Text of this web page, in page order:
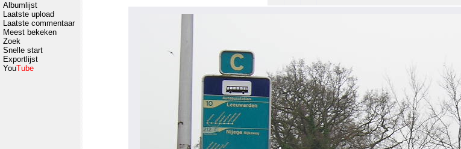
Albumlijst
Laatste upload
Laatste commentaar
Meest bekeken
Zoek
Snelle start
Exportlijst
YouTube